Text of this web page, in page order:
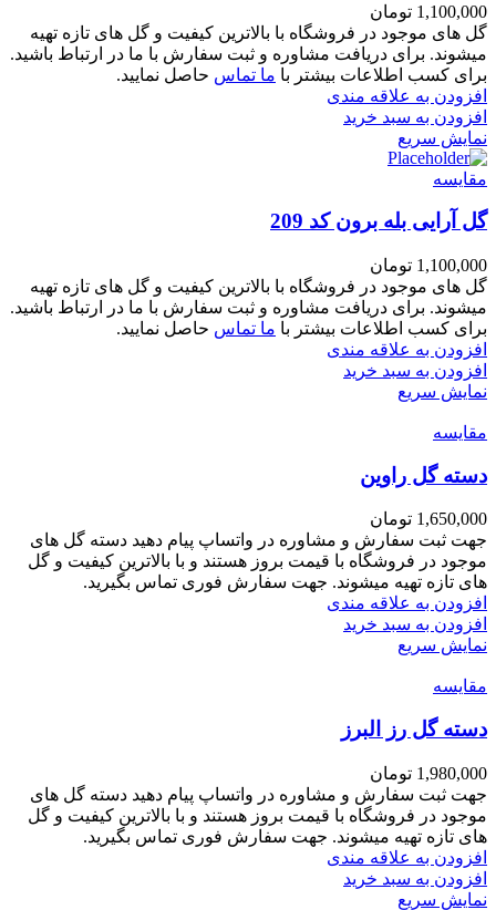
1,100,000 تومان
گل های موجود در فروشگاه با بالاترین کیفیت و گل های تازه تهیه
میشوند. برای دریافت مشاوره و ثبت سفارش با ما در ارتباط باشید.
برای کسب اطلاعات بیشتر با ما تماس حاصل نمایید.
افزودن به علاقه مندی
افزودن به سبد خرید
نمایش سریع
مقايسه
گل آرایی بله برون کد 209
1,100,000 تومان
گل های موجود در فروشگاه با بالاترین کیفیت و گل های تازه تهیه
میشوند. برای دریافت مشاوره و ثبت سفارش با ما در ارتباط باشید.
برای کسب اطلاعات بیشتر با ما تماس حاصل نمایید.
افزودن به علاقه مندی
افزودن به سبد خرید
نمایش سریع
مقايسه
دسته گل راوین
1,650,000 تومان
جهت ثبت سفارش و مشاوره در واتساپ پیام دهید دسته گل های
موجود در فروشگاه با قیمت بروز هستند و با بالاترین کیفیت و گل
های تازه تهیه میشوند. جهت سفارش فوری تماس بگیرید.
افزودن به علاقه مندی
افزودن به سبد خرید
نمایش سریع
مقايسه
دسته گل رز البرز
1,980,000 تومان
جهت ثبت سفارش و مشاوره در واتساپ پیام دهید دسته گل های
موجود در فروشگاه با قیمت بروز هستند و با بالاترین کیفیت و گل
های تازه تهیه میشوند. جهت سفارش فوری تماس بگیرید.
افزودن به علاقه مندی
افزودن به سبد خرید
نمایش سریع